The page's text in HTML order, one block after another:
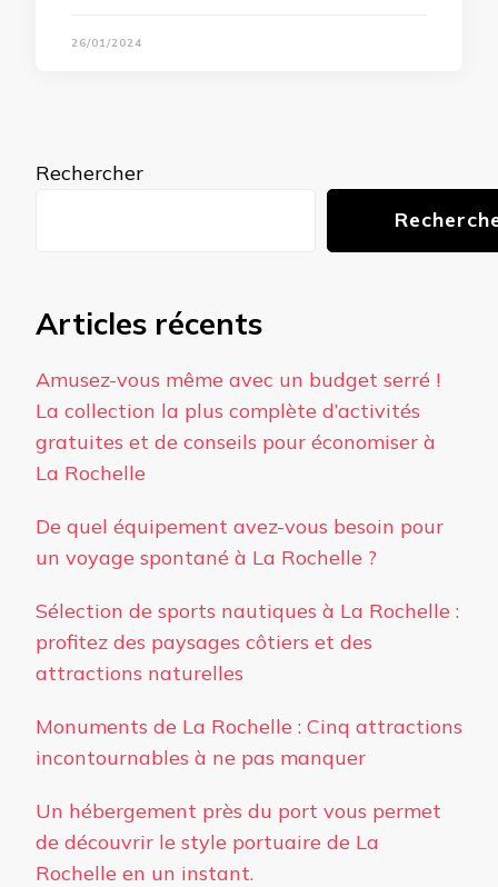
26/01/2024
Rechercher
Articles récents
Amusez-vous même avec un budget serré !
La collection la plus complète d’activités
gratuites et de conseils pour économiser à
La Rochelle
De quel équipement avez-vous besoin pour
un voyage spontané à La Rochelle ?
Sélection de sports nautiques à La Rochelle :
profitez des paysages côtiers et des
attractions naturelles
Monuments de La Rochelle : Cinq attractions
incontournables à ne pas manquer
Un hébergement près du port vous permet
de découvrir le style portuaire de La
Rochelle en un instant.